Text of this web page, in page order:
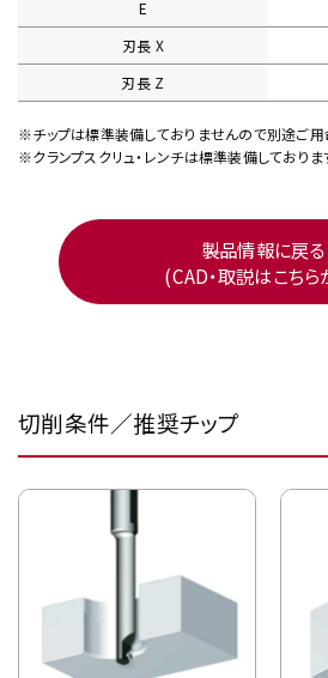
E
刃長 X
刃長 Z
※チップは標準装備しておりませんので別途ご用
※クランプスクリュ・レンチは標準装備しておりま
製品情報に戻る
(CAD・取説はこちら
切削条件／推奨チップ